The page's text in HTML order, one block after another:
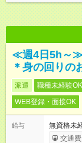
≪週4日5h～≫
＊身の回りの
派遣 職種未経験OK
WEB登録・面接OK
給与
無資格未
交通